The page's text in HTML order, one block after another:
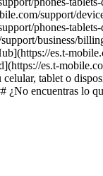
support/
phones-
business/
es.t-
es.t-
tablet o
encuentras lo